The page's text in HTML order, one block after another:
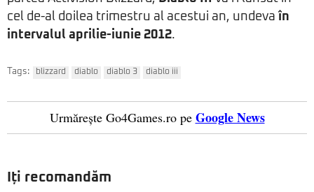
cel de-al doilea trimestru al acestui an, undeva în
intervalul aprilie-iunie 2012.
Tags: blizzard diablo diablo 3 diablo iii
Urmărește Go4Games.ro pe Google News
Iți recomandăm